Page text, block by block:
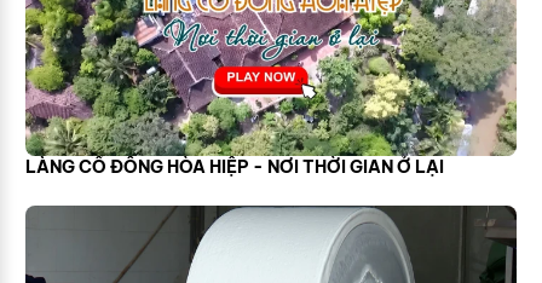
LÀNG CỔ ĐÔNG HÒA HIỆP - NƠI THỜI GIAN Ở LẠI